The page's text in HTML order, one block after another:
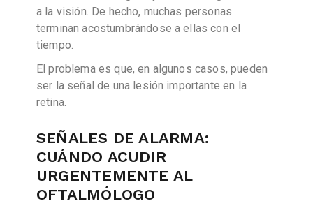
a la visión. De hecho, muchas personas
terminan acostumbrándose a ellas con el
tiempo.
El problema es que, en algunos casos, pueden
ser la señal de una lesión importante en la
retina.
SEÑALES DE ALARMA:
CUÁNDO ACUDIR
URGENTEMENTE AL
OFTALMÓLOGO